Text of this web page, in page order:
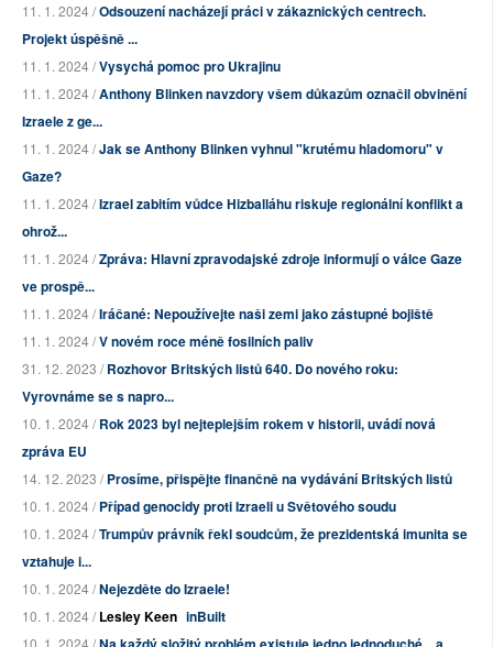
11. 1. 2024 /Odsouzení nacházejí práci v zákaznických centrech.
Projekt úspěšně ...
11. 1. 2024 /Vysychá pomoc pro Ukrajinu
11. 1. 2024 /Anthony Blinken navzdory všem důkazům označil obvinění
Izraele z ge...
11. 1. 2024 /Jak se Anthony Blinken vyhnul "krutému hladomoru" v
Gaze?
11. 1. 2024 /Izrael zabitím vůdce Hizballáhu riskuje regionální konflikt a
ohrož...
11. 1. 2024 /Zpráva: Hlavní zpravodajské zdroje informují o válce Gaze
ve prospě...
11. 1. 2024 /Iráčané: Nepoužívejte naši zemi jako zástupné bojiště
11. 1. 2024 /V novém roce méně fosilních paliv
31. 12. 2023 /Rozhovor Britských listů 640. Do nového roku:
Vyrovnáme se s napro...
10. 1. 2024 /Rok 2023 byl nejteplejším rokem v historii, uvádí nová
zpráva EU
14. 12. 2023 /Prosíme, přispějte finančně na vydávání Britských listů
10. 1. 2024 /Případ genocidy proti Izraeli u Světového soudu
10. 1. 2024 /Trumpův právník řekl soudcům, že prezidentská imunita se
vztahuje i...
10. 1. 2024 /Nejezděte do Izraele!
10. 1. 2024 /Lesley Keen inBuilt